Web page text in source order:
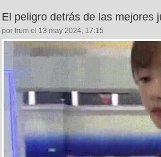
El peligro detrás de las mejores
por frum el 13 may 2024, 17:15